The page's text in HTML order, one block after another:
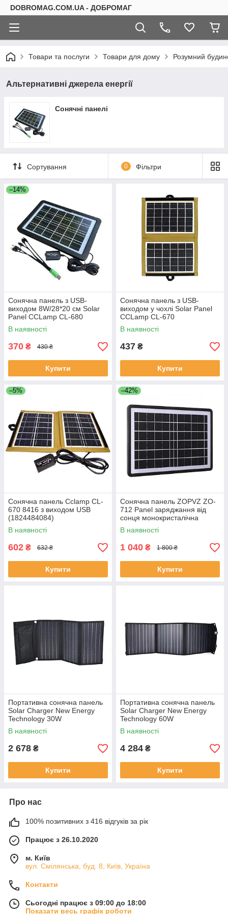
DOBROMAG.COM.UA - ДОБРОМАГ
Товари та послуги Товари для дому Розумний
Альтернативні джерела енергії
Сонячні панелі
Сортування 0 Фільтри
–14%
Сонячна панель з USB-
виходом 8W/28*20 см Solar
Panel CCLamp CL-680
В наявності
370 ₴ 430 ₴
Купити
Сонячна панель з USB-
виходом у чохлі Solar Panel
CCLamp CL-670
В наявності
437 ₴
Купити
–5%
Сонячна панель Cclamp CL-
670 8416 з виходом USB
(1824484084)
В наявності
602 ₴ 632 ₴
Купити
–42%
Сонячна панель ZOPVZ ZO-
712 Panel заряджання від
сонця монокристалічна
панель 25*37*2.5 см 6W
В наявності
1 040 ₴ 1 800 ₴
Купити
Портативна сонячна панель
Solar Charger New Energy
Technology 30W
В наявності
2 678 ₴
Купити
Портативна сонячна панель
Solar Charger New Energy
Technology 60W
В наявності
4 284 ₴
Купити
Про нас
100% позитивних з 416 відгуків за рік
Працює з 26.10.2020
м. Київ
вул. Смілянська, буд. 8, Київ, Україна
Контакти
Сьогодні працює з 09:00 до 18:00
Показати весь графік роботи